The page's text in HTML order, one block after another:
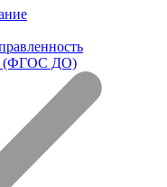
(ФГОС ДО)